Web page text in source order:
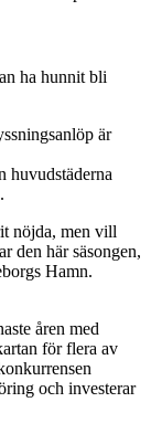
ha hunnit bli
är
huvudstäderna
nöjda, men vill
den här säsongen,
Hamn.
åren med
för flera av
och investerar